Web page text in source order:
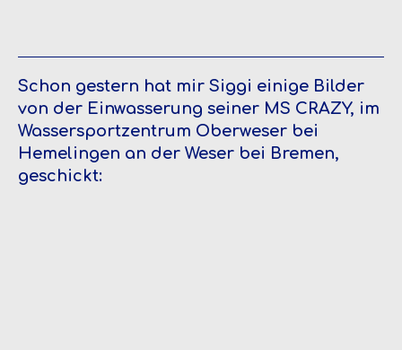
Schon gestern hat mir Siggi einige Bilder
von der Einwasserung seiner MS CRAZY, im
Wassersportzentrum Oberweser bei
Hemelingen an der Weser bei Bremen,
geschickt: